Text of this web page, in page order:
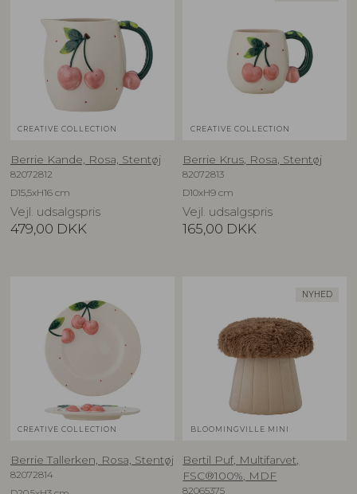
CREATIVE COLLECTION
Berrie Kande, Rosa, Stentøj
82072812
D15,5xH16 cm
Vejl. udsalgspris
479,00 DKK
CREATIVE COLLECTION
Berrie Krus, Rosa, Stentøj
82072813
D10xH9 cm
Vejl. udsalgspris
165,00 DKK
CREATIVE COLLECTION
Berrie Tallerken, Rosa, Stentøj
82072814
NYHED
BLOOMINGVILLE MINI
Bertil Puf, Multifarvet,
FSC®100%, MDF
82065375